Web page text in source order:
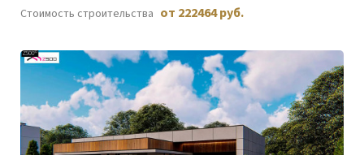
Стоимость строительства от 222464 руб.